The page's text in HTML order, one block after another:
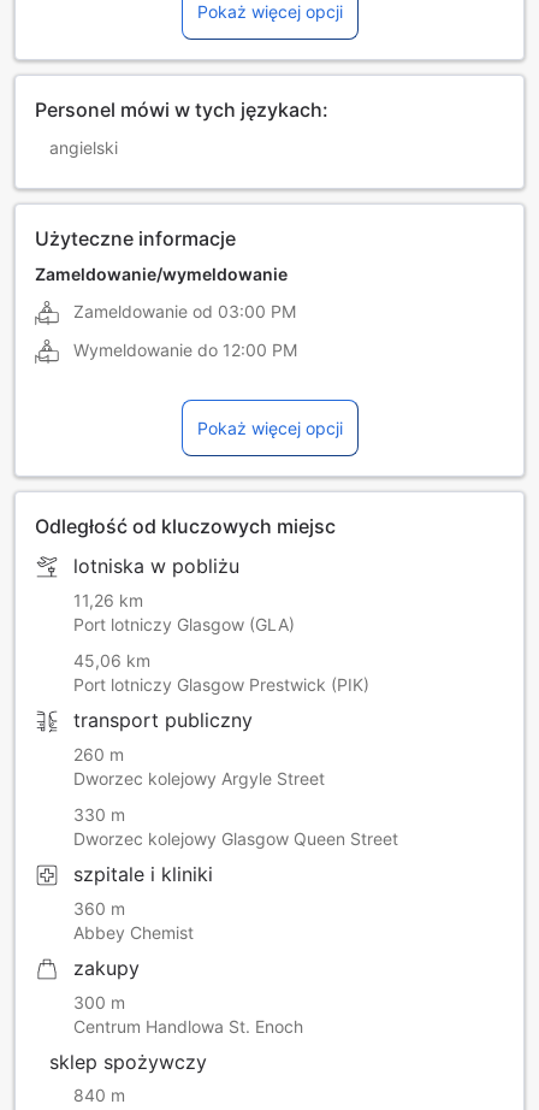
Pokaż więcej opcji
Personel mówi w tych językach:
angielski
Użyteczne informacje
Zameldowanie/wymeldowanie
Zameldowanie od 03:00 PM
Wymeldowanie do 12:00 PM
Pokaż więcej opcji
Odległość od kluczowych miejsc
lotniska w pobliżu
11,26 km
Port lotniczy Glasgow (GLA)
45,06 km
Port lotniczy Glasgow Prestwick (PIK)
transport publiczny
260 m
Dworzec kolejowy Argyle Street
330 m
Dworzec kolejowy Glasgow Queen Street
szpitale i kliniki
360 m
Abbey Chemist
zakupy
300 m
Centrum Handlowa St. Enoch
sklep spożywczy
840 m